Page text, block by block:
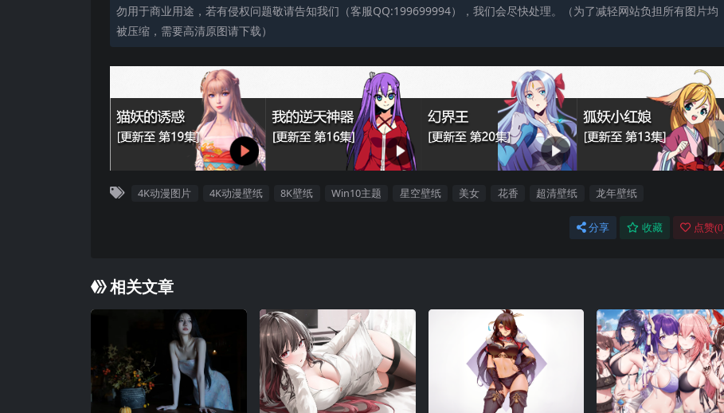
勿用于商业用途，若有侵权问题敬请告知我们（客服QQ:199699994），我们会尽快处理。（为了减轻网站负担所有图片均
被压缩，需要高清原图请下载）
4K动漫图片 4K动漫壁纸 8K壁纸 Win10主题 星空壁纸 美女 花香 超清壁纸 龙年壁纸
分享 收藏 点赞(0
相关文章